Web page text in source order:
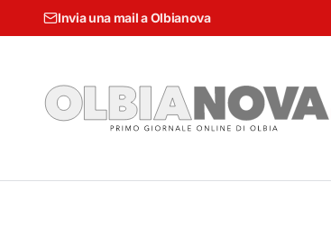
Invia una mail a Olbianova